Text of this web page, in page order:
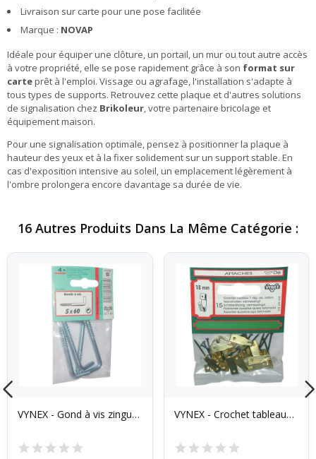
Livraison sur carte pour une pose facilitée
Marque : NOVAP
Idéale pour équiper une clôture, un portail, un mur ou tout autre accès
à votre propriété, elle se pose rapidement grâce à son format sur
carteprêt à l'emploi. Vissage ou agrafage, l'installation s'adapte à
tous types de supports. Retrouvez cette plaque et d'autres solutions
de signalisation chez Brikoleur, votre partenaire bricolage et
équipement maison.
Pour une signalisation optimale, pensez à positionner la plaque à
hauteur des yeux et à la fixer solidement sur un support stable. En
cas d'exposition intensive au soleil, un emplacement légèrement à
l'ombre prolongera encore davantage sa durée de vie.
16 Autres Produits Dans La Même Catégorie :
VYNEX - Gond à vis zingué 3.5x40 sc VYNEX - Crochet tableau+1 aigu. 18mm blister